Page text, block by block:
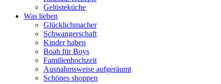
Gelüsteküche
Was lieben
Glücklichmacher
Schwangerschaft
Kinder haben
Boah für Boys
Familienhochzeit
Ausnahmsweise aufgeräumt
Schönes shoppen